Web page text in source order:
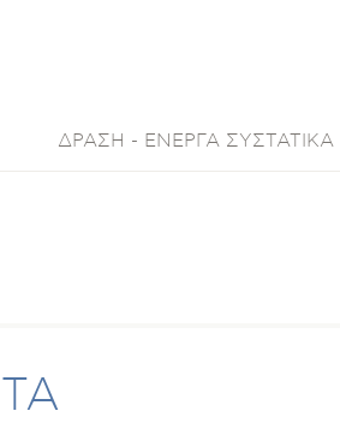
ΔΡΑΣΗ - ΕΝΕΡΓΑ ΣΥΣΤΑΤΙΚΑ